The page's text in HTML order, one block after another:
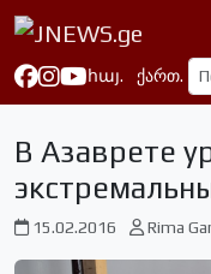
հայ. ქართ.
В Азаврете
15.02.2016 Rima